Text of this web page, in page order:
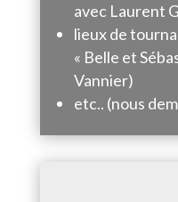
avec Laurent
lieux de
« Belle et
Vannier)
etc.. (nous